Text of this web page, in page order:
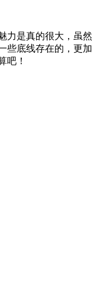
力是真的很大，虽然
些底线存在的，更加
吧！